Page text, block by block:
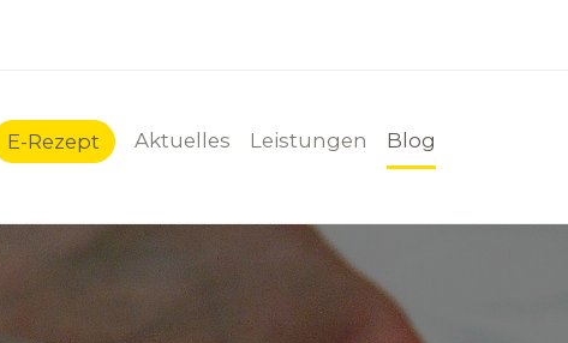
E-Rezept Aktuelles Leistungen Blog